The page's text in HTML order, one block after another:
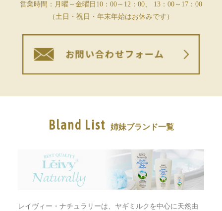
営業時間：月曜～金曜日10：00～12：00、 13：00～17：00
（土日・祝日・年末年始はお休みです）
Bland List 姉妹ブランド一覧
レイヴィー・ナチュラリーは、ヤギミルクを中心に天然由